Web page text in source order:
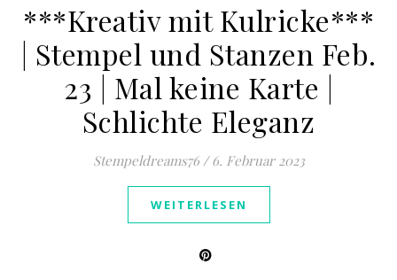
***Kreativ mit Kulricke***
| Stempel und Stanzen Feb.
23 | Mal keine Karte |
Schlichte Eleganz
Stempeldreams76 / 6. Februar 2023
WEITERLESEN